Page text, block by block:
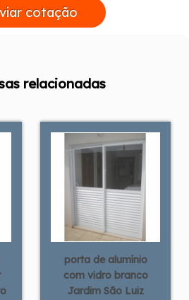
cotação
relacionadas
porta de alumínio
com vidro branco
Jardim São Luiz